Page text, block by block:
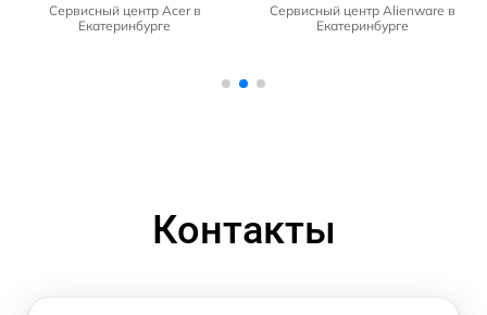
Сервисный центр Acer в
Екатеринбурге
Сервисный центр Alienware в
Екатеринбурге
Контакты